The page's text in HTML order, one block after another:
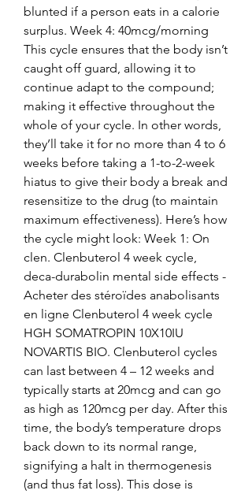
blunted if a person eats in a calorie
surplus. Week 4: 40mcg/morning
This cycle ensures that the body isn’t
caught off guard, allowing it to
continue adapt to the compound;
making it effective throughout the
whole of your cycle. In other words,
they’ll take it for no more than 4 to 6
weeks before taking a 1-to-2-week
hiatus to give their body a break and
resensitize to the drug (to maintain
maximum effectiveness). Here’s how
the cycle might look: Week 1: On
clen. Clenbuterol 4 week cycle,
deca-durabolin mental side effects -
Acheter des stéroïdes anabolisants
en ligne Clenbuterol 4 week cycle
HGH SOMATROPIN 10X10IU
NOVARTIS BIO. Clenbuterol cycles
can last between 4 – 12 weeks and
typically starts at 20mcg and can go
as high as 120mcg per day. After this
time, the body’s temperature drops
back down to its normal range,
signifying a halt in thermogenesis
(and thus fat loss). This dose is